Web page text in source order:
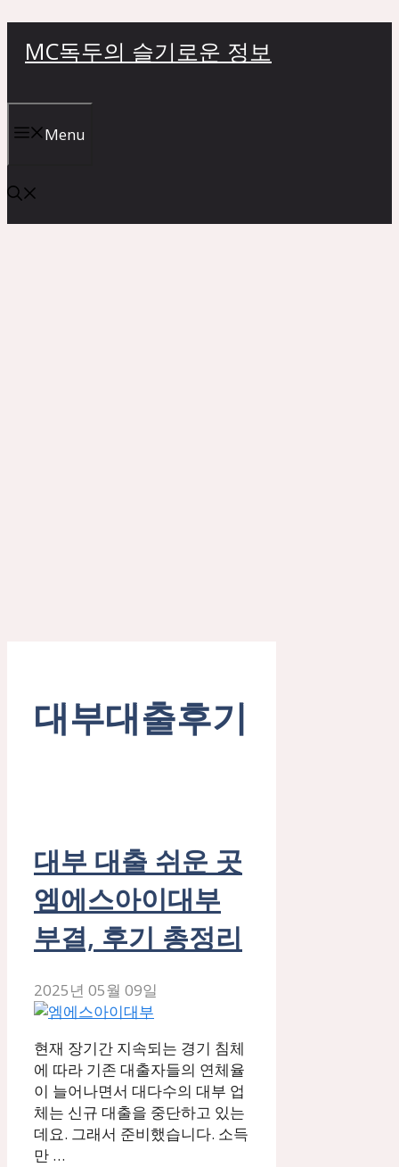
너
뛰
기
MC독두의 슬기로운 정보
Menu
대부대출후기
대부 대출 쉬운 곳
엠에스아이대부
부결, 후기 총정리
2025년 05월 09일
현재 장기간 지속되는 경기 침체
에 따라 기존 대출자들의 연체율
이 늘어나면서 대다수의 대부 업
체는 신규 대출을 중단하고 있는
데요. 그래서 준비했습니다. 소득
만 …